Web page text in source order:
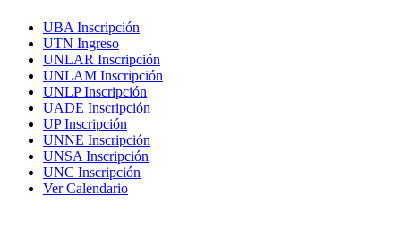
UBA Inscripción
UTN Ingreso
UNLAR Inscripción
UNLAM Inscripción
UNLP Inscripción
UADE Inscripción
UP Inscripción
UNNE Inscripción
UNSA Inscripción
UNC Inscripción
Ver Calendario